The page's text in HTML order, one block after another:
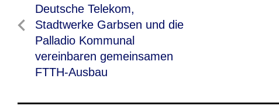
Beitrag
Deutsche Telekom,
Stadtwerke Garbsen und die
Palladio Kommunal
vereinbaren gemeinsamen
FTTH-Ausbau